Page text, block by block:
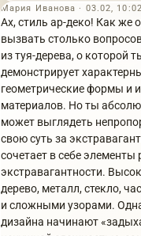
Мария Иванова · 03.02, 10:02
Ах, стиль ар-деко! Как же
вызвать столько
из туя-дерева, о которой
демонстрирует
геометрические формы и
материалов. Но ты
может выглядеть
свою суть за
сочетает в себе
экстравагантности.
дерево, металл, стекло,
и сложными узорами.
дизайна начинают